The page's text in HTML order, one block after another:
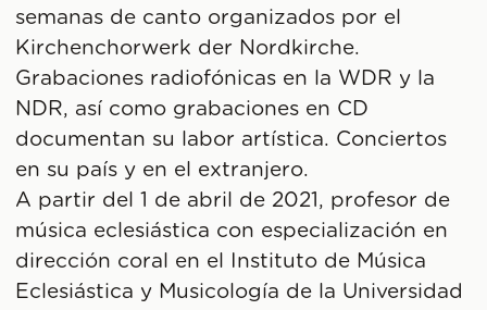
semanas de canto organizados por el
Kirchenchorwerk der Nordkirche.
Grabaciones radiofónicas en la WDR y la
NDR, así como grabaciones en CD
documentan su labor artística. Conciertos
en su país y en el extranjero.
A partir del 1 de abril de 2021, profesor de
música eclesiástica con especialización en
dirección coral en el Instituto de Música
Eclesiástica y Musicología de la Universidad